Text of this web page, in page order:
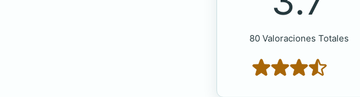
80 Valoraciones Totales